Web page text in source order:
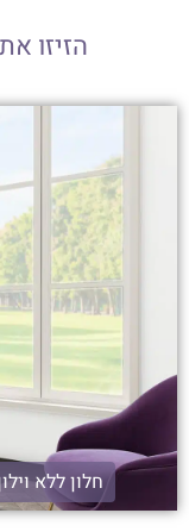
הזיזו
חלון ללא